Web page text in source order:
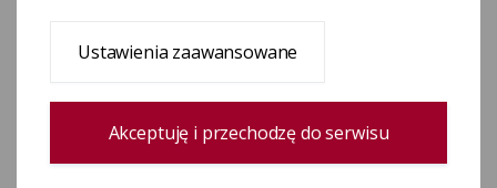
posłów do Parlamentu
Europejskiego w wyborach
zarządzonych na dzień 9
czerwca 2024 r.
Ustawienia zaawansowane
Akceptuję i przechodzę do serwisu